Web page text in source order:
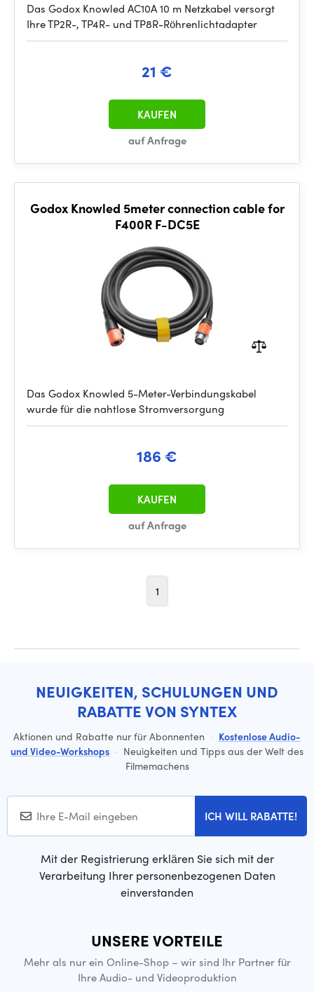
Das Godox Knowled AC10A 10 m Netzkabel versorgt
Ihre TP2R-, TP4R- und TP8R-Röhrenlichtadapter
21 €
auf Anfrage
KAUFEN
Godox Knowled 5meter connection cable for
F400R F-DC5E
Das Godox Knowled 5-Meter-Verbindungskabel
wurde für die nahtlose Stromversorgung
186 €
auf Anfrage
KAUFEN
1
NEUIGKEITEN, SCHULUNGEN UND
RABATTE VON SYNTEX
Aktionen und Rabatte nur für Abonnenten · Kostenlose Audio-
und Video-Workshops · Neuigkeiten und Tipps aus der Welt des
Filmemachens
ICH WILL RABATTE!
Mit der Registrierung erklären Sie sich mit der
Verarbeitung Ihrer personenbezogenen Daten
einverstanden
UNSERE VORTEILE
Mehr als nur ein Online-Shop – wir sind Ihr Partner für
Ihre Audio- und Videoproduktion